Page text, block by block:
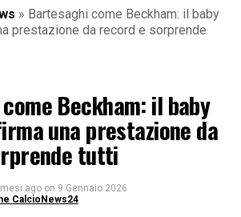
» Bartesaghi come Beckham: il baby
prestazione da record e sorprende
Beckham: il baby
una prestazione da
tutti
ago on 9 Gennaio 2026
CalcioNews24